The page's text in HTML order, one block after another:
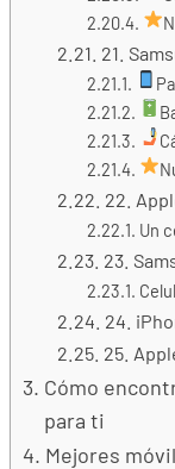
21.
22.
Un
23.
24.
25.
Cómo
para ti
Mejores